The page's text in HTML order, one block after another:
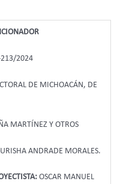
213/2024
DE MICHOACÁN, DE
MARTÍNEZ Y OTROS
ANDRADE MORALES.
OSCAR MANUEL